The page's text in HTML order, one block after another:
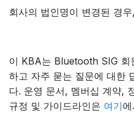
회사의 법인명이 변경된 경우,
이 KBA는 Bluetooth SIG 회
하고 자주 묻는 질문에 대한
다. 운영 문서, 멤버십 계약,
규정 및 가이드라인은 여기